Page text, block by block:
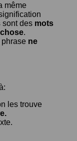
même
sont des mots
.
phrase ne
les trouve